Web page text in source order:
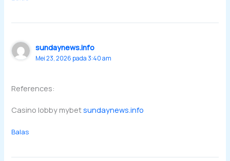
sundaynews.info
Mei 23, 2026 pada 3:40 am
References:
Casino lobby mybetsundaynews.info
Balas